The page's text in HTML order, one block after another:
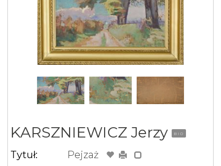
KARSZNIEWICZ Jerzy BIO
Tytuł: Pejzaż